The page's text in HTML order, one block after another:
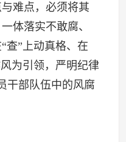
难点，必须将其
体落实不敢腐、
查”上动真格、在
为引领，严明纪律
干部队伍中的风腐